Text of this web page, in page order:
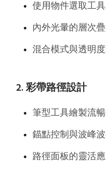
使用物件選取工
內外光暈的層次
混合模式與透明
2. 彩帶路徑設計
筆型工具繪製流
錨點控制與波峰
路徑面板的靈活